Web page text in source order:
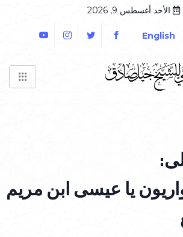
الأحد أغسطس 9, 2026
English
يا عيسى ابن مريم